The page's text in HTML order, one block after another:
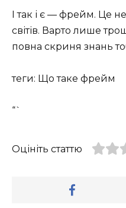
І так і є — фрейм. Це
світів. Варто лише
повна скриня знань
теги: Що таке фрейм
“`
Оцініть статтю